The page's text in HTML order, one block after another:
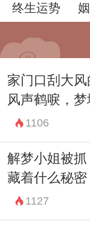
探索。梦境
化、历史甚
们的存在和
的一个微小
在现代社会
停止过。心
纷试图解读
中找到答案。
中的一部分
是集体无意
终生运势
家门口刮大风
风声鹤唳，
1106
解梦小姐被
藏着什么秘密
1127